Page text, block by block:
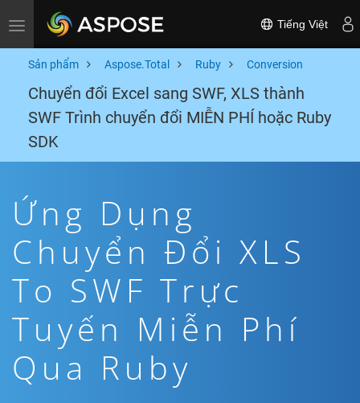
Toggle navigation Tiếng Việt
Sản phẩm Aspose.Total Ruby Conversion
Chuyển đổi Excel sang SWF, XLS thành
SWF Trình chuyển đổi MIỄN PHÍ hoặc Ruby
SDK
Ứng Dụng
Chuyển Đổi XLS
To SWF Trực
Tuyến Miễn Phí
Qua Ruby